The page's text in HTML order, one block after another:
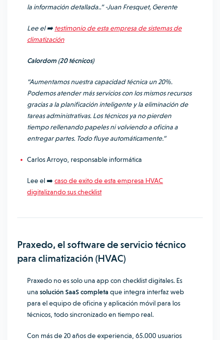
la información detallada..” -Juan Fresquet, Gerente
Lee el ➡️ testimonio de esta empresa de sistemas de
climatización
Calordom (20 técnicos)
“Aumentamos nuestra capacidad técnica un 20%.
Podemos atender más servicios con los mismos recursos
gracias a la planificación inteligente y la eliminación de
tareas administrativas. Los técnicos ya no pierden
tiempo rellenando papeles ni volviendo a oficina a
entregar partes. Todo fluye automáticamente.”
Carlos Arroyo, responsable informática
Lee el ➡️ caso de exito de esta empresa HVAC
digitalizando sus checklist
Praxedo, el software de servicio técnico
para climatización (HVAC)
Praxedo no es solo una app con checklist digitales. Es
una solución SaaS completa que integra interfaz web
para el equipo de oficina y aplicación móvil para los
técnicos, todo sincronizado en tiempo real.
Con más de 20 años de experiencia, 65.000 usuarios